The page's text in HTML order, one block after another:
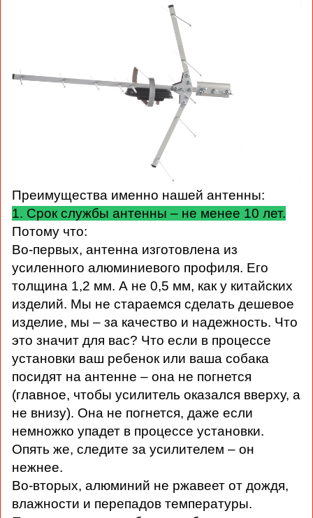
Преимущества именно нашей антенны:
1. Срок службы антенны – не менее 10 лет.
Потому что:
Во-первых, антенна изготовлена из
усиленного алюминиевого профиля. Его
толщина 1,2 мм. А не 0,5 мм, как у китайских
изделий. Мы не стараемся сделать дешевое
изделие, мы – за качество и надежность. Что
это значит для вас? Что если в процессе
установки ваш ребенок или ваша собака
посидят на антенне – она не погнется
(главное, чтобы усилитель оказался вверху, а
не внизу). Она не погнется, даже если
немножко упадет в процессе установки.
Опять же, следите за усилителем – он
нежнее.
Во-вторых, алюминий не ржавеет от дождя,
влажности и перепадов температуры.